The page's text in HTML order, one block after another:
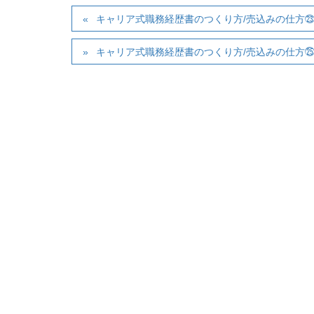
キャリア式職務経歴書のつくり方/売込みの仕方
キャリア式職務経歴書のつくり方/売込みの仕方